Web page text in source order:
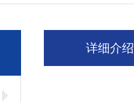
详细介绍